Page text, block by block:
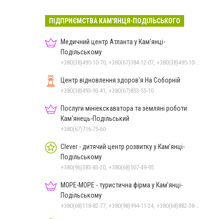
ПІДПРИЄМСТВА КАМ'ЯНЦЯ-ПОДІЛЬСЬКОГО
Медичний центр Атланта у Кам’янці-
Подільському
+380(38)495-10-70, +380(67)384-12-07, +380(38)495-10-80
Центр відновлення здоров'я На Соборній
+380(38)493-93-41, +380(67)853-55-10
Послуги мініекскаватора та земляні роботи
Кам'янець-Подільський
+380(67)716-75-60
Clever - дитячий центр розвитку у Кам’янці-
Подільському
+380(96)383-83-20, +380(68)507-49-95
МОРЕ-МОРЕ - туристична фірма у Кам’янці-
Подільському
+380(68)118-82-77, +380(98)994-11-24, +380(68)882-38-28